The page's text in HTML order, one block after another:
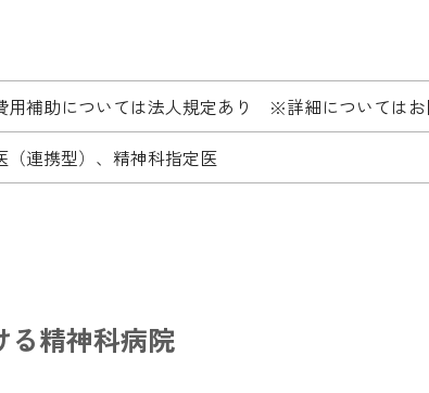
助については法人規定あり ※詳細についてはお
連携型）、精神科指定医
る精神科病院